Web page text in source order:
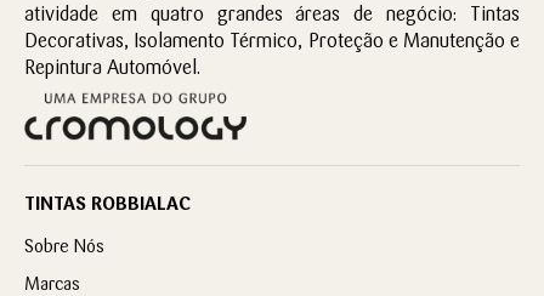
atividade em quatro grandes áreas de negócio: Tintas
Decorativas, Isolamento Térmico, Proteção e Manutenção e
Repintura Automóvel.
TINTAS ROBBIALAC
Sobre Nós
Marcas